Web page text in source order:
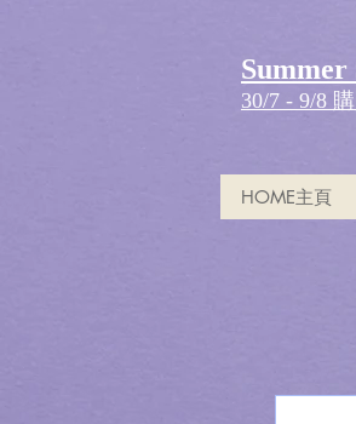
Summer
30/7 - 9/8
HOME主頁